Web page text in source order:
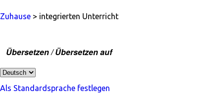
Zuhause > integrierten Unterricht
Übersetzen / Übersetzen auf
Als Standardsprache festlegen